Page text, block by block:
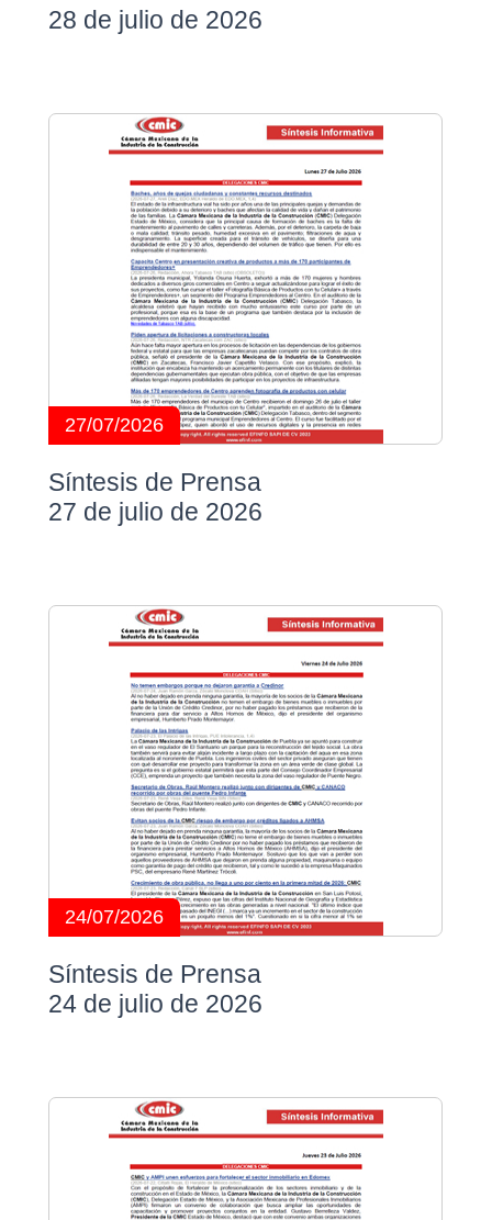
28 de julio de 2026
27/07/2026
Síntesis de Prensa
27 de julio de 2026
24/07/2026
Síntesis de Prensa
24 de julio de 2026